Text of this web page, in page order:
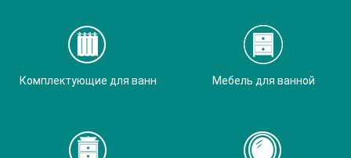
Комплектующие для ванн Мебель для ванной